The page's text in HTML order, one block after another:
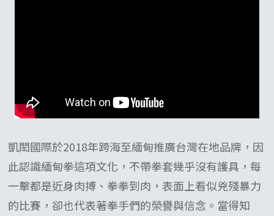
凱閎國際於2018年跨海至緬甸推廣台灣在地品牌，因
此認識緬甸拳這項文化，不帶拳套幾乎沒有護具，每
一擊都是近身肉搏、拳拳到肉，表面上看似兇殘暴力
的比賽，卻也代表著拳手們的榮譽與信念。當得知